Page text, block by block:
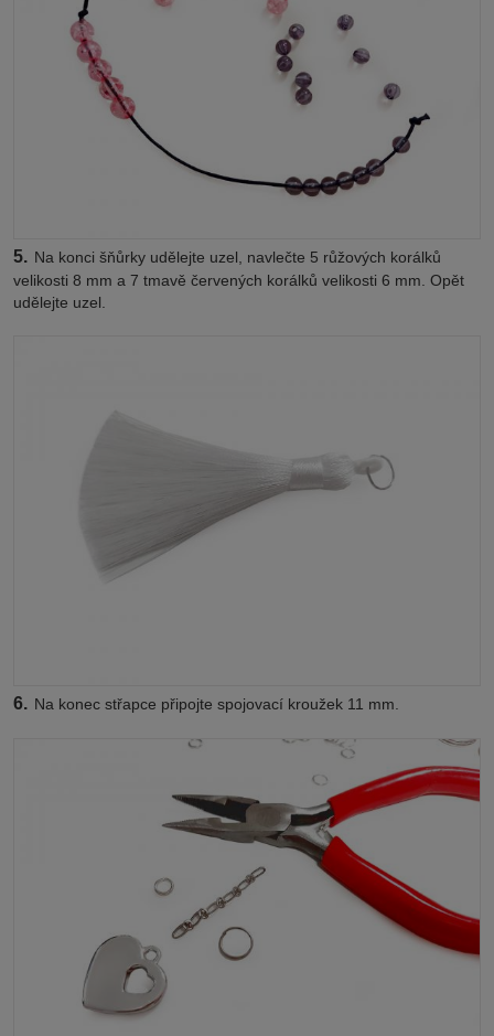
5. Na konci šňůrky udělejte uzel, navlečte 5 růžových korálků
velikosti 8 mm a 7 tmavě červených korálků velikosti 6 mm. Opět
udělejte uzel.
6. Na konec střapce připojte spojovací kroužek 11 mm.